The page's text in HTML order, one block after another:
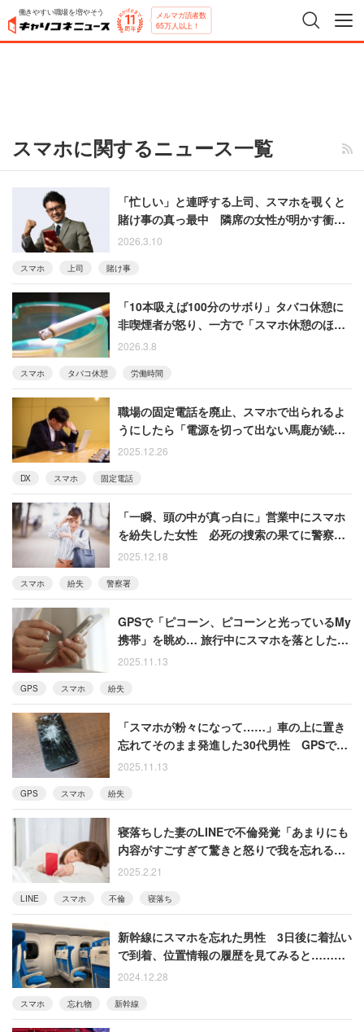
働きやすい職場を増やそう メルマガ読者数
65万人以上！
スマホに関するニュース一覧
「忙しい」と連呼する上司、スマホを覗くと
賭け事の真っ最中 隣席の女性が明かす衝撃
の事実
2026.3.10
スマホ 上司 賭け事
「10本吸えば100分のサボり」タバコ休憩に
非喫煙者が怒り、一方で「スマホ休憩のほう
がみっともない」との反論も
2026.3.8
スマホ タバコ休憩 労働時間
職場の固定電話を廃止、スマホで出られるよ
うにしたら「電源を切って出ない馬鹿が続
出」 残念なDXの裏側を語る男性
2025.12.26
DX スマホ 固定電話
「一瞬、頭の中が真っ白に」営業中にスマホ
を紛失した女性 必死の捜索の果てに警察署
で告げられた言葉
2025.12.18
スマホ 紛失 警察署
GPSで「ピコーン、ピコーンと光っているMy
携帯」を眺め… 旅行中にスマホを落とした女
性の絶望「泣く泣く機種交換」
2025.11.13
GPS スマホ 紛失
「スマホが粉々になって……」車の上に置き
忘れてそのまま発進した30代男性 GPSで確
認すると“路上ど真ん中”だった
2025.11.13
GPS スマホ 紛失
寝落ちした妻のLINEで不倫発覚「あまりにも
内容がすごすぎて驚きと怒りで我を忘れると
ころでした」【衝撃エピソード振り返り再配
2025.2.21
LINE スマホ 不倫 寝落ち
新幹線にスマホを忘れた男性 3日後に着払い
で到着、位置情報の履歴を見てみると……
【衝撃エピソード振り返り再配信】
2024.12.28
スマホ 忘れ物 新幹線